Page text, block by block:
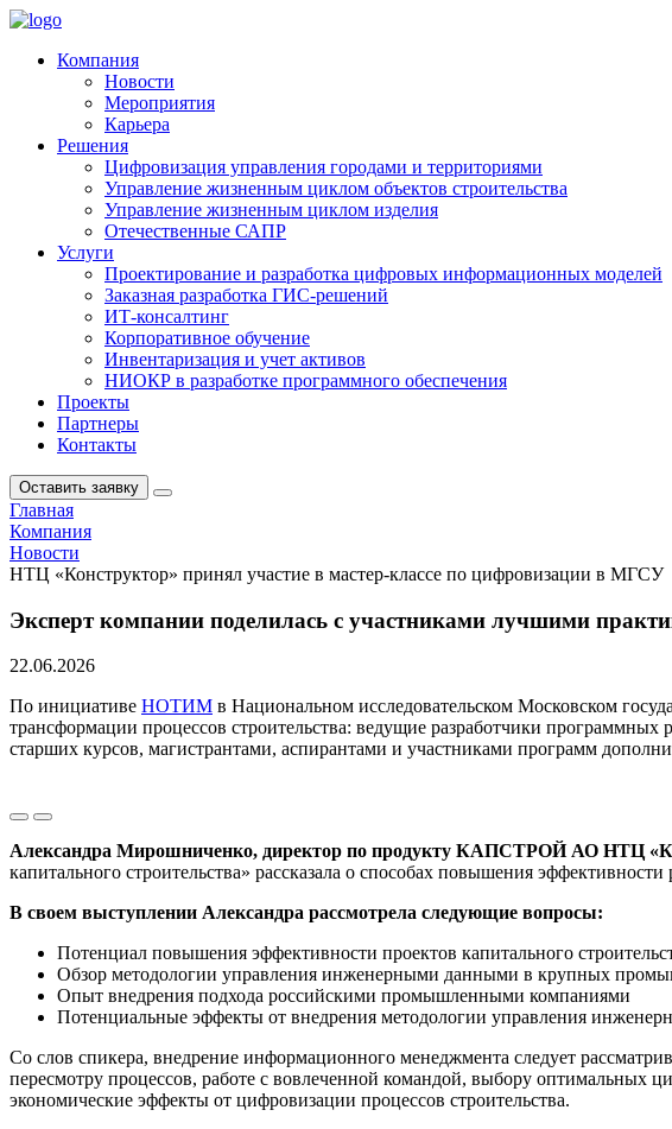
Компания
Новости
Мероприятия
Карьера
Решения
Цифровизация управления городами и территориями
Управление жизненным циклом объектов строительства
Управление жизненным циклом изделия
Отечественные САПР
Услуги
Проектирование и разработка цифровых информационных моделей
Заказная разработка ГИС‑решений
ИТ-консалтинг
Корпоративное обучение
Инвентаризация и учет активов
НИОКР в разработке программного обеспечения
Проекты
Партнеры
Контакты
Оставить заявку
Главная
Компания
Новости
НТЦ «Конструктор» принял участие в мастер-классе по цифровизации в МГСУ
Эксперт компании поделилась с участниками лучшими
22.06.2026
По инициативе НОТИМ в Национальном исследовательском Московском
трансформации процессов строительства: ведущие разработчики
старших курсов, магистрантами, аспирантами и участниками программ
Александра Мирошниченко, директор по продукту КАПСТРОЙ АО НТЦ
капитального строительства» рассказала о способах повышения
В своем выступлении Александра рассмотрела следующие вопросы:
Потенциал повышения эффективности проектов капитального
Обзор методологии управления инженерными данными в крупных
Опыт внедрения подхода российскими промышленными компаниями
Потенциальные эффекты от внедрения методологии управления
Со слов спикера, внедрение информационного менеджмента следует
пересмотру процессов, работе с вовлеченной командой, выбору
экономические эффекты от цифровизации процессов строительства.